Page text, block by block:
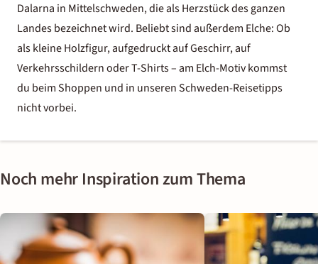
Dalarna in Mittelschweden, die als Herzstück des ganzen
Landes bezeichnet wird. Beliebt sind außerdem Elche: Ob
als kleine Holzfigur, aufgedruckt auf Geschirr, auf
Verkehrsschildern oder T-Shirts – am Elch-Motiv kommst
du beim Shoppen und in unseren Schweden-Reisetipps
nicht vorbei.
Noch mehr Inspiration zum Thema